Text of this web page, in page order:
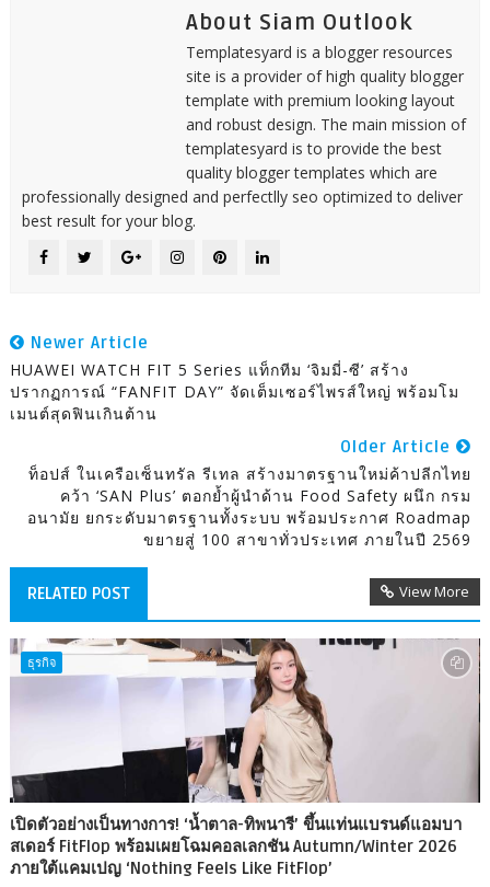
About Siam Outlook
Templatesyard is a blogger resources
site is a provider of high quality blogger
template with premium looking layout
and robust design. The main mission of
templatesyard is to provide the best
quality blogger templates which are
professionally designed and perfectlly seo optimized to deliver
best result for your blog.
Newer Article
HUAWEI WATCH FIT 5 Series แท็กทีม ‘จิมมี่-ซี’ สร้าง
ปรากฏการณ์ “FANFIT DAY” จัดเต็มเซอร์ไพรส์ใหญ่ พร้อมโม
เมนต์สุดฟินเกินต้าน
Older Article
ท็อปส์ ในเครือเซ็นทรัล รีเทล สร้างมาตรฐานใหม่ค้าปลีกไทย
คว้า ‘SAN Plus’ ตอกย้ำผู้นำด้าน Food Safety ผนึก กรม
อนามัย ยกระดับมาตรฐานทั้งระบบ พร้อมประกาศ Roadmap
ขยายสู่ 100 สาขาทั่วประเทศ ภายในปี 2569
RELATED POST View More
ธุรกิจ
เปิดตัวอย่างเป็นทางการ! ‘น้ำตาล-ทิพนารี’ ขึ้นแท่นแบรนด์แอมบา
สเดอร์ FitFlop พร้อมเผยโฉมคอลเลกชัน Autumn/Winter 2026
ภายใต้แคมเปญ ‘Nothing Feels Like FitFlop’